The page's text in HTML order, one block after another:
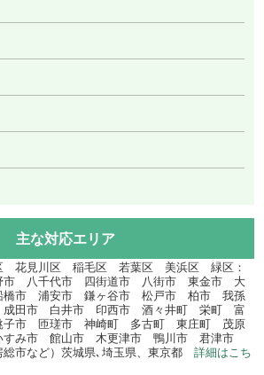
主な対応エリア
花見川区 稲毛区 若葉区 美浜区 緑区：
市 八千代市 四街道市 八街市 東金市 大
市 浦安市 鎌ヶ谷市 松戸市 柏市 我孫
田市 白井市 印西市 酒々井町 栄町 富
市 匝瑳市 神崎町 多古町 東庄町 茂原
み市 館山市 木更津市 鴨川市 君津市
市など）茨城県､埼玉県、東京都詳細はこち